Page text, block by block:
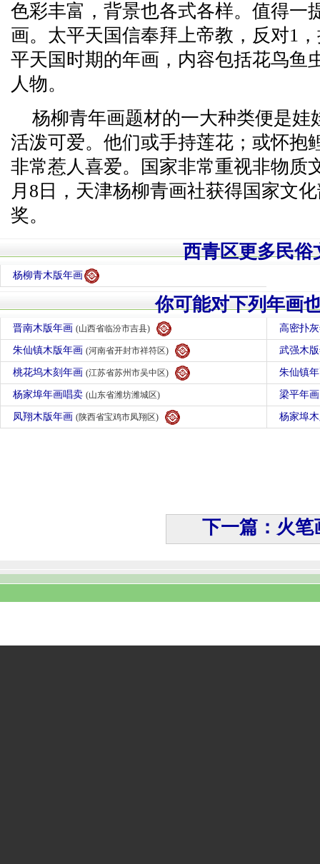
色彩丰富，背景也各式各样。值得一
画。太平天国信奉拜上帝教，反对1
平天国时期的年画，内容包括花鸟鱼
人物。
杨柳青年画题材的一大种类便是娃
活泼可爱。他们或手持莲花；或怀抱
非常惹人喜爱。国家非常重视非物质
月8日，天津杨柳青画社获得国家文
奖。
西青区更多民俗
杨柳青木版年画
你可能对下列年画
晋南木版年画 (山西省临汾市吉县) 高密扑
朱仙镇木版年画 (河南省开封市祥符区) 武强木
桃花坞木刻年画 (江苏省苏州市吴中区) 朱仙镇
杨家埠年画唱卖 (山东省潍坊潍城区) 梁平年
凤翔木版年画 (陕西省宝鸡市凤翔区) 杨家埠
下一篇：火笔